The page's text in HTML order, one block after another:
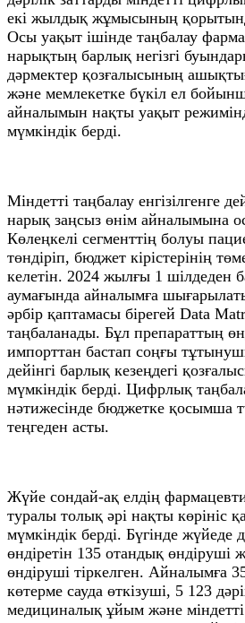
екі жылдық жұмысының
Осы уақыт ішінде таңбалау
нарықтың барлық негізгі
дәрмектер қозғалысының
және мемлекетке бүкіл ел
айналымын нақты уақыт
мүмкіндік берді.
Міндетті таңбалау енгізілгенге
нарық заңсыз өнім айналымына
Көлеңкелі сегменттің болуы
төндіріп, бюджет кірістерінің
келетін. 2024 жылғы 1 шілдеден
аумағында айналымға
әрбір қаптамасы бірегей Data
таңбаланады. Бұл препараттың
импорттан бастап соңғы
дейінгі барлық кезеңдегі
мүмкіндік берді. Цифрлық
нәтижесінде бюджетке қосымша
теңгеден асты.
Жүйе сондай-ақ елдің
туралы толық әрі нақты көрініс
мүмкіндік берді. Бүгінде жүйеде
өндіретін 135 отандық өндіруші
өндіруші тіркелген. Айналымға
көтерме сауда өткізуші, 5 123
медициналық ұйым және міндетті